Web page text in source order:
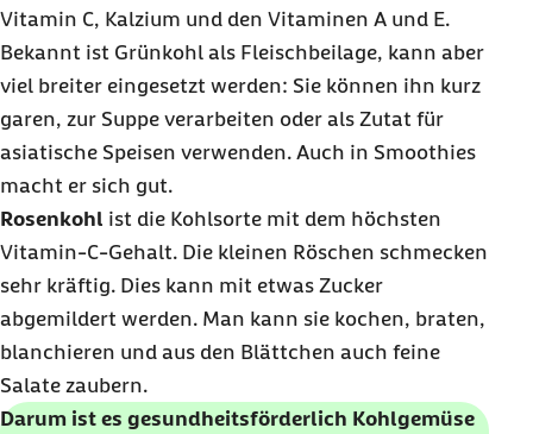
Vitamin C, Kalzium und den Vitaminen A und E.
Bekannt ist Grünkohl als Fleischbeilage, kann aber
viel breiter eingesetzt werden: Sie können ihn kurz
garen, zur Suppe verarbeiten oder als Zutat für
asiatische Speisen verwenden. Auch in Smoothies
macht er sich gut.
Rosenkohl ist die Kohlsorte mit dem höchsten
Vitamin-C-Gehalt. Die kleinen Röschen schmecken
sehr kräftig. Dies kann mit etwas Zucker
abgemildert werden. Man kann sie kochen, braten,
blanchieren und aus den Blättchen auch feine
Salate zaubern.
Darum ist es gesundheitsförderlich Kohlgemüse